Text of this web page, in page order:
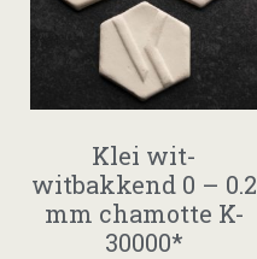
Klei wit-
witbakkend 0 – 0.2
mm chamotte K-
30000*